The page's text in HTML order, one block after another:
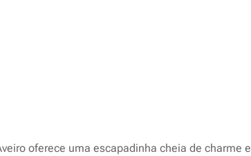
oferece uma escapadinha cheia de charme e